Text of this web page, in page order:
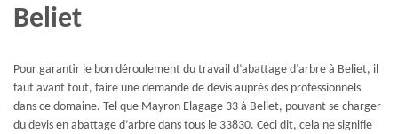
Beliet
Pour garantir le bon déroulement du travail d’abattage d’arbre à Beliet, il
faut avant tout, faire une demande de devis auprès des professionnels
dans ce domaine. Tel que Mayron Elagage 33 à Beliet, pouvant se charger
du devis en abattage d’arbre dans tous le 33830. Ceci dit, cela ne signifie